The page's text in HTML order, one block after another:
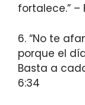
fortalece.” –
6. “No te
porque el
Basta a
6:34